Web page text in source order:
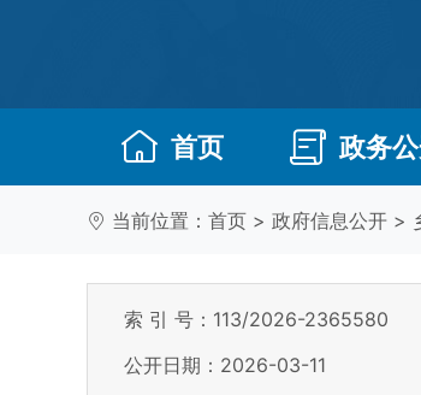
首页 政务
当前位置： 首页 > 政府信息公开 >
索 引 号：113/2026-2365580
公开日期：2026-03-11